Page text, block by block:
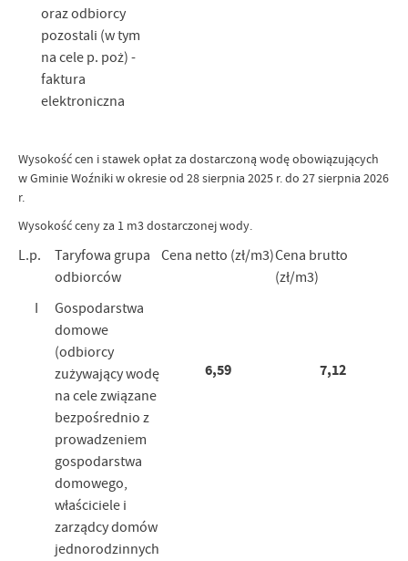
oraz odbiorcy
pozostali (w tym
na cele p. poż) -
faktura
elektroniczna
Wysokość cen i stawek opłat za dostarczoną wodę obowiązujących
w Gminie Woźniki w okresie od 28 sierpnia 2025 r. do 27 sierpnia 2026
r.
Wysokość ceny za 1 m3 dostarczonej wody.
L.p.
Taryfowa grupa
odbiorców
Cena netto (zł/m3)Cena brutto
(zł/m3)
I
Gospodarstwa
domowe
(odbiorcy
zużywający wodę
na cele związane
bezpośrednio z
prowadzeniem
gospodarstwa
domowego,
właściciele i
zarządcy domów
jednorodzinnych
6,59 7,12